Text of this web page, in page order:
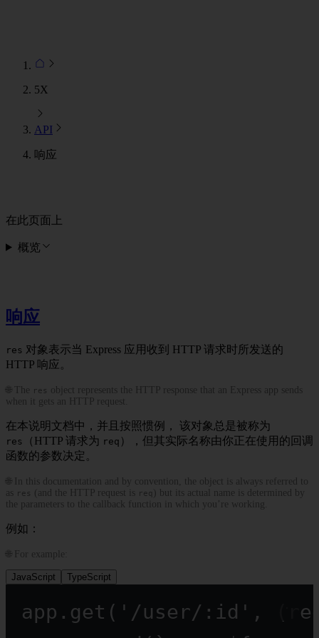
5X
API
响应
响应
res 对象表示当 Express 应用收到 HTTP 请求时所发送的
HTTP 响应。
🌐 The res object represents the HTTP response that an Express app sends
when it gets an HTTP request.
在本说明文档中，并且按照惯例， 该对象总是被称为
res （HTTP 请求为 req ），但其实际名称由你正在使用的回调
函数的参数决定。
🌐 In this documentation and by convention, the object is always referred to
as
res (and the HTTP request is req
) but its actual name is determined by
the parameters to the callback function in which you’re working.
例如：
🌐 For example:
JavaScript TypeScript
app. get ( '/user/:id' , (
在此页面上
概览